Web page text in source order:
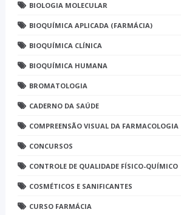
BIOLOGIA MOLECULAR
BIOQUÍMICA APLICADA (FARMÁCIA)
BIOQUÍMICA CLÍNICA
BIOQUÍMICA HUMANA
BROMATOLOGIA
CADERNO DA SAÚDE
COMPREENSÃO VISUAL DA FARMACOLOGIA
CONCURSOS
CONTROLE DE QUALIDADE FÍSICO-QUÍMICO
COSMÉTICOS E SANIFICANTES
CURSO FARMÁCIA